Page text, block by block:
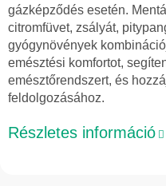
gázképződés esetén.
citromfüvet, zsályát,
gyógynövények
emésztési komfortot,
emésztőrendszert, és
feldolgozásához.
Részletes információ